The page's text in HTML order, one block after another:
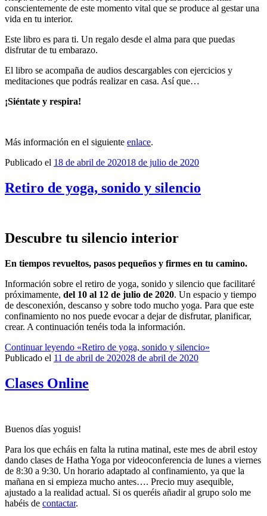
conscientemente de este momento vital que se produce al gestar una
vida en tu interior.
Este libro es para ti. Un regalo desde el alma para que puedas
disfrutar de tu embarazo.
El libro se acompaña de audios descargables con ejercicios y
meditaciones que podrás realizar en casa. Así que…
¡Siéntate y respira!
Más información en el siguiente enlace.
Publicado el 18 de abril de 202018 de julio de 2020
Retiro de yoga, sonido y silencio
Descubre tu silencio interior
En tiempos revueltos, pasos pequeños y firmes en tu camino.
Información sobre el retiro de yoga, sonido y silencio que facilitaré
próximamente, del 10 al 12 de julio de 2020. Un espacio y tiempo
de desconexión, descanso y sobre todo mucho yoga. Para que este
confinamiento no nos puede evocar a dejar de disfrutar, planificar,
crear. A continuación tenéis toda la información.
Continuar leyendo «Retiro de yoga, sonido y silencio»
Publicado el 11 de abril de 202028 de abril de 2020
Clases Online
Buenos días yoguis!
Para los que echáis en falta la rutina matinal, este mes de abril estoy
dando clases de Hatha Yoga por videoconferencia de lunes a viernes
de 8:30 a 9:30. Un horario adaptado al confinamiento, ya que la
mañana en si empieza mucho antes…. Precio muy asequible,
ajustado a la realidad actual. Si os queréis añadir al grupo solo me
habéis de contactar.